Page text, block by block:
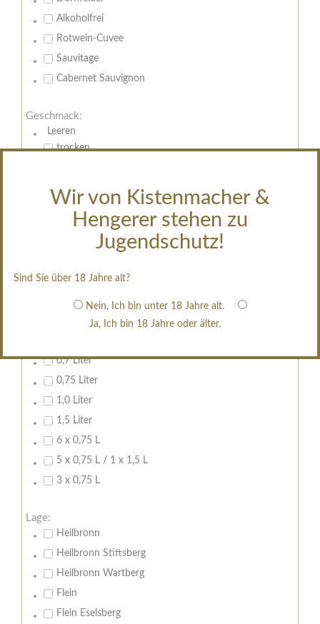
Wir von Kistenmacher &
Hengerer stehen zu
Jugendschutz!
Sind Sie über 18 Jahre alt?
Nein, Ich bin unter 18 Jahre alt.
Ja, Ich bin 18 Jahre oder älter.
Alkoholfrei
Rotwein-Cuvee
Sauvitage
Cabernet Sauvignon
Geschmack:
Leeren
trocken
halbtrocken
edelsüß
erfrischend, nicht zu süß
0,7 Liter
0,75 Liter
1,0 Liter
1,5 Liter
6 x 0,75 L
5 x 0,75 L / 1 x 1,5 L
3 x 0,75 L
Lage:
Heilbronn
Heilbronn Stiftsberg
Heilbronn Wartberg
Flein
Flein Eselsberg